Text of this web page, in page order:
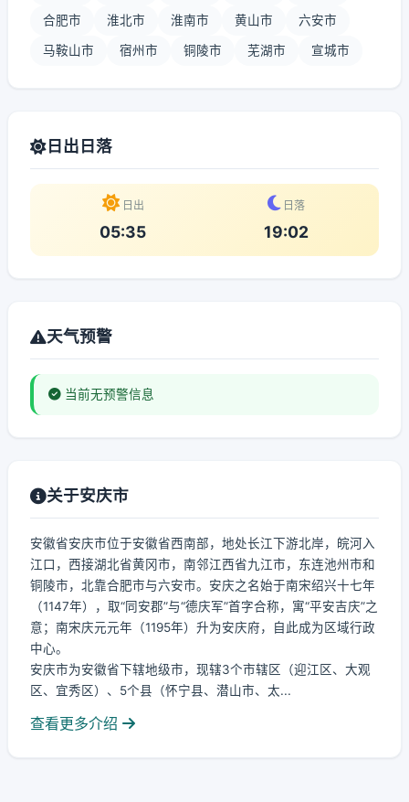
合肥市 淮北市 淮南市 黄山市 六安市
马鞍山市 宿州市 铜陵市 芜湖市 宣城市
日出日落
日出
05:35
日落
19:02
天气预警
当前无预警信息
关于安庆市
安徽省安庆市位于安徽省西南部，地处长江下游北岸，皖河入
江口，西接湖北省黄冈市，南邻江西省九江市，东连池州市和
铜陵市，北靠合肥市与六安市。安庆之名始于南宋绍兴十七年
（1147年），取“同安郡”与“德庆军”首字合称，寓“平安吉庆”之
意；南宋庆元元年（1195年）升为安庆府，自此成为区域行政
中心。
安庆市为安徽省下辖地级市，现辖3个市辖区（迎江区、大观
区、宜秀区）、5个县（怀宁县、潜山市、太...
查看更多介绍